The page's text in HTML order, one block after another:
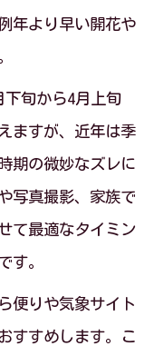
春本番を先読
の便り利用術
便りの関係を解
を握る
の瞬間を逃さな
かむコツ
つ問題を解決
年より早い開花や
下旬から4月上旬
ますが、近年は季
期の微妙なズレに
写真撮影、家族で
て最適なタイミン
す。
便りや気象サイト
すすめします。こ